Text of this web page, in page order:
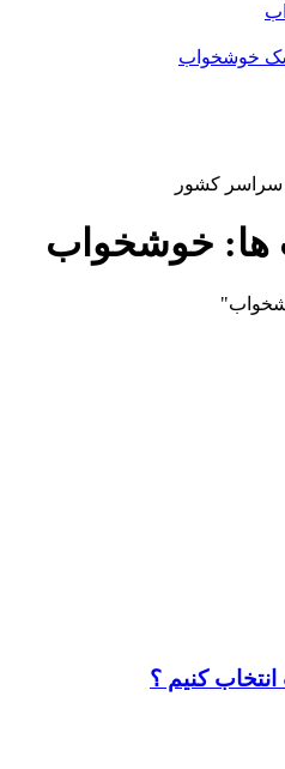
خوشخواب
سراسر کشور
ها: خوشخواب
کنیم ؟